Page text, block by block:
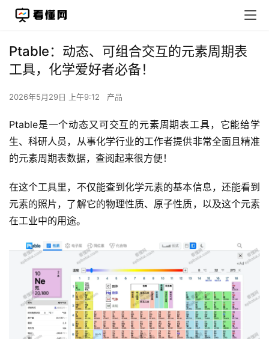
Ptable：动态、可组合交互的元素周期表
工具，化学爱好者必备！
2026年5月29日 上午9:12 产品
Ptable是一个动态又可交互的元素周期表工具，它能给学
生、科研人员，从事化学行业的工作者提供非常全面且精准
的元素周期表数据，查阅起来很方便！
在这个工具里，不仅能查到化学元素的基本信息，还能看到
元素的照片，了解它的物理性质、原子性质，以及这个元素
在工业中的用途。